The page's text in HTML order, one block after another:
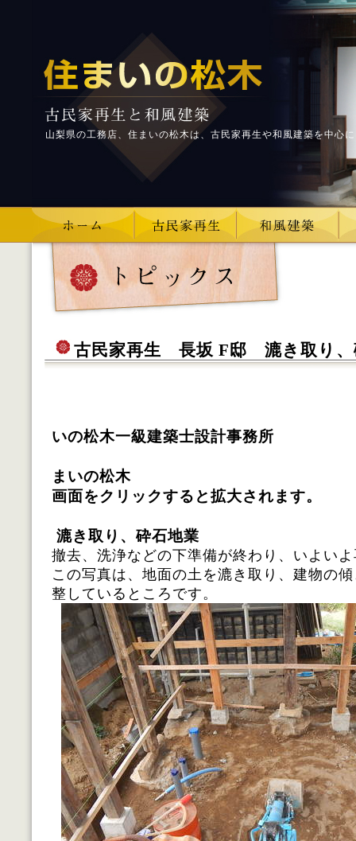
山梨県の工務店、住まいの松木は、古民家再生や和風建築を中心
古民家再生 長坂 F邸 漉き取り、
いの松木一級建築士設計事務所
まいの松木
画面をクリックすると拡大されます。
漉き取り、砕石地業
撤去、洗浄などの下準備が終わり、いよい
この写真は、地面の土を漉き取り、建物の
整しているところです。